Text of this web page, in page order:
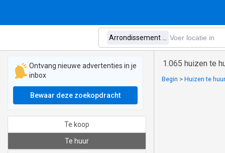
1.065 huizen te
Begin > Huizen te
Ontvang nieuwe advertenties in je
inbox
Bewaar deze zoekopdracht
Te koop
Te huur